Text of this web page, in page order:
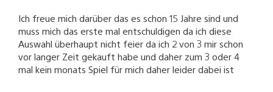
Ich freue mich darüber das es schon 15 Jahre sind und
muss mich das erste mal entschuldigen da ich diese
Auswahl überhaupt nicht feier da ich 2 von 3 mir schon
vor langer Zeit gekauft habe und daher zum 3 oder 4
mal kein monats Spiel für mich daher leider dabei ist